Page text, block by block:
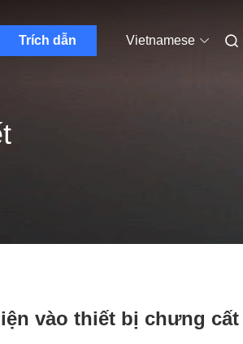
Trích dẫn Vietnamese
vào thiết bị chưng